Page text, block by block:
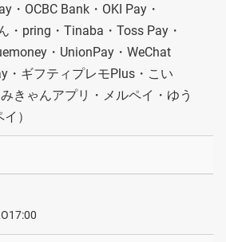
・OCBC Bank・OKI Pay・
・pring・Tinaba・Toss Pay・
・UnionPay・WeChat
・ギフティプレモPlus・こい
きゃんアプリ・メルペイ・ゆう
）